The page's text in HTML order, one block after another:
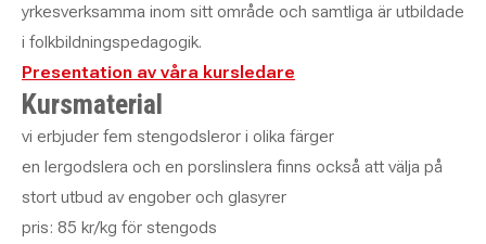
yrkesverksamma inom sitt område och samtliga är utbildade
i folkbildningspedagogik.
Presentation av våra kursledare
Kursmaterial
vi erbjuder fem stengodsleror i olika färger
en lergodslera och en porslinslera finns också att välja på
stort utbud av engober och glasyrer
pris: 85 kr/kg för stengods